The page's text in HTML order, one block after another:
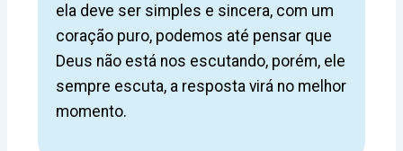
ela deve ser simples e sincera, com um
coração puro, podemos até pensar que
Deus não está nos escutando, porém, ele
sempre escuta, a resposta virá no melhor
momento.